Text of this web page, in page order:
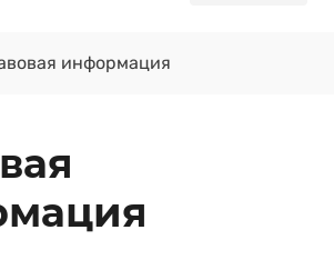
информация